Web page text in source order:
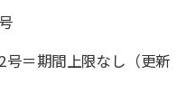
＝期間上限なし（更新